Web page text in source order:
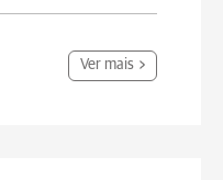
Ver mais